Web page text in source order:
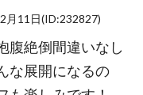
月11日(ID:232827)
腹絶倒間違いなし
な展開になるの